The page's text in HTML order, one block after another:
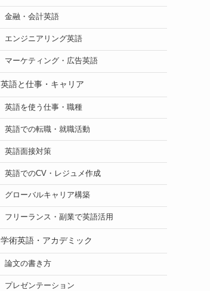
金融・会計英語
エンジニアリング英語
マーケティング・広告英語
英語と仕事・キャリア
英語を使う仕事・職種
英語での転職・就職活動
英語面接対策
英語でのCV・レジュメ作成
グローバルキャリア構築
フリーランス・副業で英語活用
学術英語・アカデミック
論文の書き方
プレゼンテーション